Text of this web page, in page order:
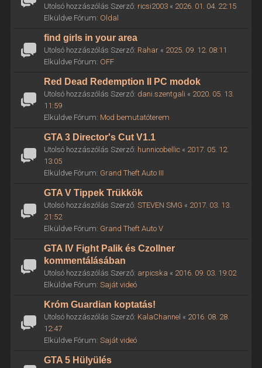
Utolsó hozzászólás Szerző: ricsi2003« 2026. 01. 04. 22:15
Elküldve Fórum: Oldal
find girls in your area
Utolsó hozzászólás Szerző: Rahar« 2025. 09. 12. 08:11
Elküldve Fórum: OFF
Red Dead Redemption II PC modok
Utolsó hozzászólás Szerző: dani.szentgali « 2020. 05. 13.
11:59
Elküldve Fórum: Mod bemutatóterem
GTA 3 Director's Cut V1.1
Utolsó hozzászólás Szerző: hunnicobellic« 2017. 05. 12.
13:05
Elküldve Fórum: Grand Theft Auto III
GTA V Tippek Trükkök
Utolsó hozzászólás Szerző: STEVEN SMG « 2017. 03. 13.
21:52
Elküldve Fórum: Grand Theft Auto V
GTA IV Fight Palik és Czollner
kommentálásában
Utolsó hozzászólás Szerző: arpicska « 2016. 09. 03. 19:02
Elküldve Fórum: Saját videó
Króm Guardian koptatás!
Utolsó hozzászólás Szerző: KalaChannel « 2016. 08. 28.
12:47
Elküldve Fórum: Saját videó
GTA 5 Hülyülés